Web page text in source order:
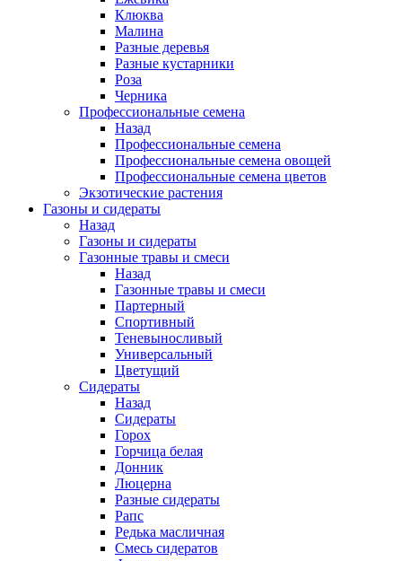
Клюква
Малина
Разные деревья
Разные кустарники
Роза
Черника
Профессиональные семена
Назад
Профессиональные семена
Профессиональные семена овощей
Профессиональные семена цветов
Экзотические растения
Газоны и сидераты
Назад
Газоны и сидераты
Газонные травы и смеси
Назад
Газонные травы и смеси
Партерный
Спортивный
Теневыносливый
Универсальный
Цветущий
Сидераты
Назад
Сидераты
Горох
Горчица белая
Донник
Люцерна
Разные сидераты
Рапс
Редька масличная
Смесь сидератов